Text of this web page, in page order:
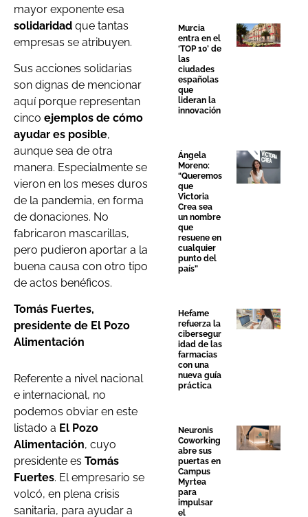
mayor exponente esa
solidaridad que tantas
empresas se atribuyen.
Sus acciones solidarias
son dignas de mencionar
aquí porque representan
cinco ejemplos de cómo
ayudar es posible,
aunque sea de otra
manera. Especialmente se
vieron en los meses duros
de la pandemia, en forma
de donaciones. No
fabricaron mascarillas,
pero pudieron aportar a la
buena causa con otro tipo
de actos benéficos.
Tomás Fuertes,
presidente de El Pozo
Alimentación
Referente a nivel nacional
e internacional, no
podemos obviar en este
listado a El Pozo
Alimentación, cuyo
presidente es Tomás
Fuertes. El empresario se
volcó, en plena crisis
sanitaria, para ayudar a
Murcia
entra en el
‘TOP 10’ de
las
ciudades
españolas
que
lideran la
innovación
Ángela
Moreno:
“Queremos
que
Victoria
Crea sea
un nombre
que
resuene en
cualquier
punto del
país”
Hefame
refuerza la
cibersegur
idad de las
farmacias
con una
nueva guía
práctica
Neuronis
Coworking
abre sus
puertas en
Campus
Myrtea
para
impulsar
el